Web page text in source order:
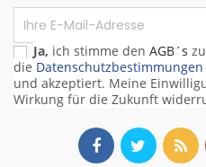
Ja, ich stimme den AGB´s
die Datenschutzbestimmungen
und akzeptiert. Meine
Wirkung für die Zukunft